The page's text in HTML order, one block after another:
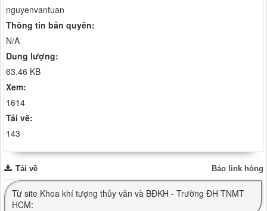
nguyenvantuan
Thông tin bản quyền:
N/A
Dung lượng:
63.46 KB
Xem:
1614
Tải về:
143
Báo link hỏng
Tải về
Từ site Khoa khí tượng thủy văn và BĐKH - Trường ĐH TNMT
HCM: